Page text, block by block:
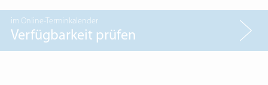
im Online-Terminkalender
Verfügbarkeit prüfen